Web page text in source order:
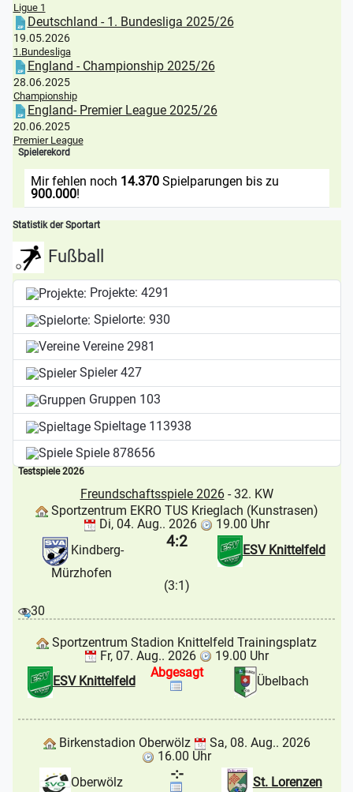
Ligue 1
Deutschland - 1. Bundesliga 2025/26
19.05.2026
1.Bundesliga
England - Championship 2025/26
28.06.2025
Championship
England- Premier League 2025/26
20.06.2025
Premier League
Spielerekord
Mir fehlen noch 14.370Spielparungen bis zu
900.000!
Statistik der Sportart
Fußball
Projekte: 4291
Spielorte: 930
Vereine 2981
Spieler427
Gruppen 103
Spieltage 113938
Spiele 878656
Testspiele 2026
Freundschaftsspiele 2026- 32. KW
Sportzentrum EKRO TUS Krieglach (Kunstrasen)
Di, 04. Aug.. 2026
19.00 Uhr
Kindberg-
Mürzhofen
ESV Knittelfeld
4:2
(3:1)
30
Sportzentrum Stadion Knittelfeld Trainingsplatz
Fr, 07. Aug.. 2026
19.00 Uhr
ESV Knittelfeld
Übelbach
Abgesagt
Birkenstadion Oberwölz
Sa, 08. Aug.. 2026
16.00 Uhr
Oberwölz
St. Lorenzen
-:-